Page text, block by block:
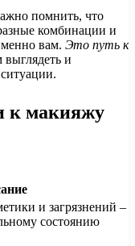
помнить, что
комбинации и
вам. Это путь к
и
к макияжу
и загрязнений –
состоянию